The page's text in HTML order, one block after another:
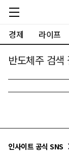
경제 라이프
반도체주 검색
인사이트 공식 SNS